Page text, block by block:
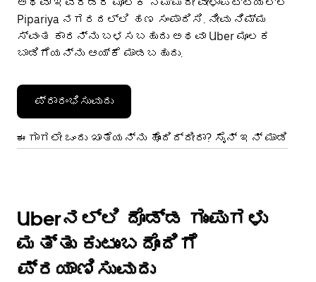
Pipariya ನಗರದಲ್ಲಿ ಹಣ ಸಂಪಾದಿಸಿ. ನೀವು ನಿಮ್ಮ
ಸ್ವಂತ ಕಾರನ್ನು ಬಳಸಬಹುದು ಅಥವಾ Uber ಮೂಲಕ
ಬಾಡಿಗೆಯನ್ನು ಆಯ್ಕೆ ಮಾಡಬಹುದು.
ಪ್ರಾರಂಭಿಸುವುದು
ಈಗಾಗಲೇ ಒಂದು ಖಾತೆಯನ್ನು ಹೊಂದಿದ್ದೀರಾ? ಸೈನ್ ಇನ್ ಮಾಡಿ
Uberನಲ್ಲಿ ದೊಡ್ಡ ಗುಂಪುಗಳು
ಮತ್ತು ಕುಟುಂಬದೊಂದಿಗೆ
ಪ್ರಯಾಣಿಸುವುದು